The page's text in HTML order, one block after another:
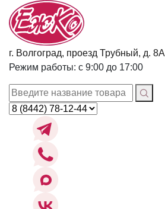
г. Волгоград, проезд Трубный, д. 8А
Режим работы: с 9:00 до 17:00